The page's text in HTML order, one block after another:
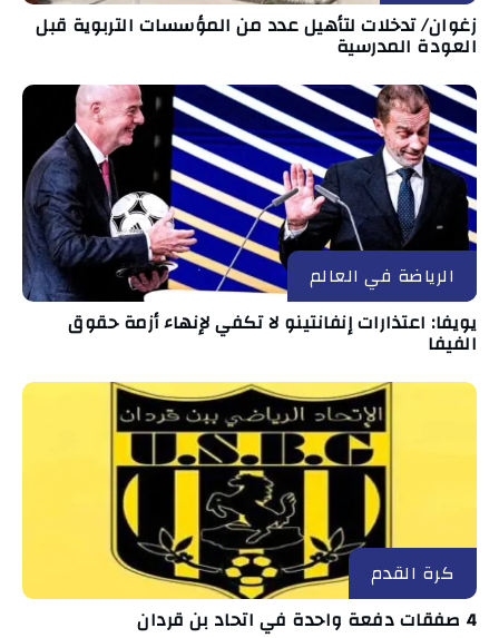
زغوان/ تدخلات لتأهيل عدد من المؤسسات التربوية قبل
العودة المدرسية
الرياضة في العالم
يويفا: اعتذارات إنفانتينو لا تكفي لإنهاء أزمة حقوق
الفيفا
كرة القدم
4 صفقات دفعة واحدة في اتحاد بن قردان